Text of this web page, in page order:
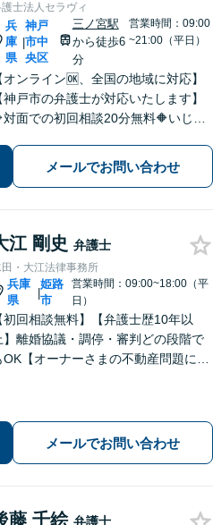
士法人セラヴィ
兵
庫
県
|
神戸
市中
央区
三ノ宮駅
から徒歩6
分
営業時間：09:00
~21:00（平日）
オンライン🆗、全国の地域に対応】
神戸市の弁護士が対応いたします】
対面での初回相談20分無料🔶いじめ
でなく、依頼者が再び前を向けるよ
な支援を心がけています。【三ノ宮
メールでお問い合わせ
江 剛史 弁護士
・大江法律事務所
兵庫
県
|
姫路
市
営業時間：09:00~18:00（平
日）
初回相談無料】【弁護士歴10年以
】離婚協議・調停・審判どの段階で
OK【オーナーさまの不動産問題に特
夜間面談可】遺言書作成に対応
メールでお問い合わせ
藤 千絵 弁護士